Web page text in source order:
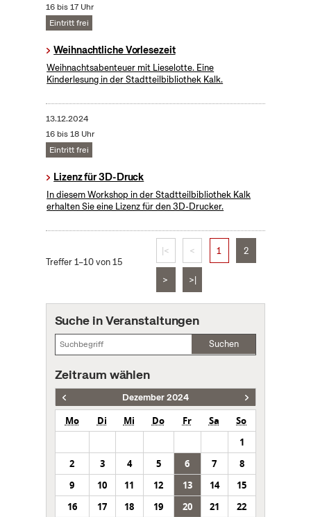
16 bis 17 Uhr
Eintritt frei
Weihnachtliche Vorlesezeit
Weihnachtsabenteuer mit Lieselotte. Eine
Kinderlesung in der Stadtteilbibliothek Kalk.
13.12.2024
16 bis 18 Uhr
Eintritt frei
Lizenz für 3D-Druck
In diesem Workshop in der Stadtteilbibliothek Kalk
erhalten Sie eine Lizenz für den 3D-Drucker.
Treffer 1–10 von 15
|< < 1 2
> >|
Suche in Veranstaltungen
Suchen
Zeitraum wählen
Dezember 2024
Mo Di Mi Do Fr Sa
So
1
2
3 4 5 6 7
8
9
10 11 12 13 14
15
16
17 18 19 20 21
22